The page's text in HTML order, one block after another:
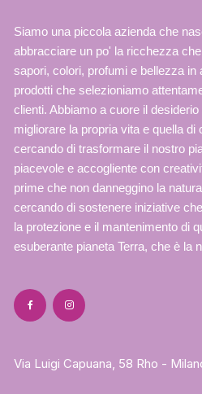
Siamo una piccola azienda che
abbracciare un po' la ricchezza
sapori, colori, profumi e bellezza in
prodotti che selezioniamo
clienti. Abbiamo a cuore il
migliorare la propria vita e quella di
cercando di trasformare il nostro
piacevole e accogliente con
prime che non danneggino la
cercando di sostenere iniziative
la protezione e il mantenimento di
esuberante pianeta Terra, che è la
Via Luigi Capuana, 58 Rho -